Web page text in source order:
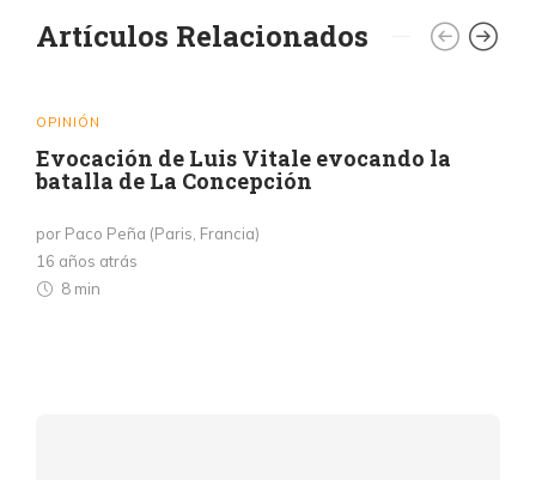
Artículos Relacionados
OPINIÓN
Evocación de Luis Vitale evocando la
batalla de La Concepción
por Paco Peña (Paris, Francia)
16 años atrás
8 min